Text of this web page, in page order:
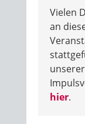
Vielen
an
hier.